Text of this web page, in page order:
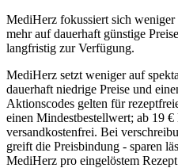
MediHerz fokussiert sich
mehr auf dauerhaft günstige
langfristig zur Verfügung.
MediHerz setzt weniger auf
dauerhaft niedrige Preise und
Aktionscodes gelten für
einen Mindestbestellwert; ab 19
versandkostenfrei. Bei
greift die Preisbindung - sparen
MediHerz pro eingelöstem